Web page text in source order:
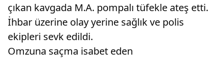
çıkan kavgada M.A. pompalı tüfekle ateş etti.
İhbar üzerine olay yerine sağlık ve polis
ekipleri sevk edildi.
Omzuna saçma isabet eden